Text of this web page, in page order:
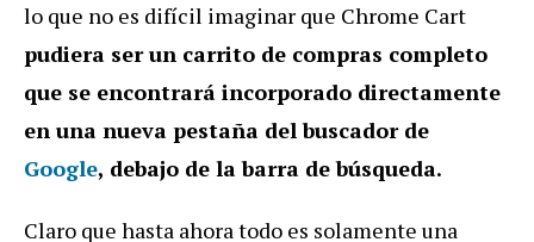
lo que no es difícil imaginar que Chrome Cart
pudiera ser un carrito de compras completo
que se encontrará incorporado directamente
en una nueva pestaña del buscador de
Google, debajo de la barra de búsqueda.
Claro que hasta ahora todo es solamente una